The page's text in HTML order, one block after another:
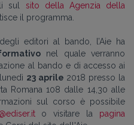
sul sito della Agenzia della
il programma.
editori al bando, l’Aie ha
nel quale verranno
al bando e di accesso ai
23 aprile 2018 presso la
Romana 108 dalle 14,30 alle
sul corso è possibile
o visitare la pagina